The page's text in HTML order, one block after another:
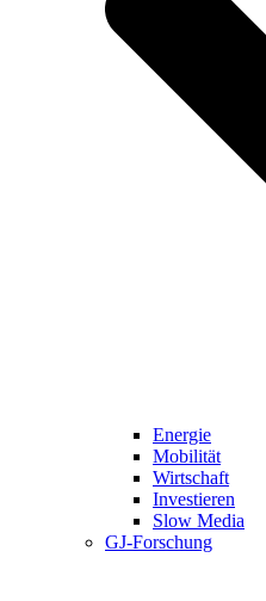
Energie
Mobilität
Wirtschaft
Investieren
Slow Media
GJ-Forschung